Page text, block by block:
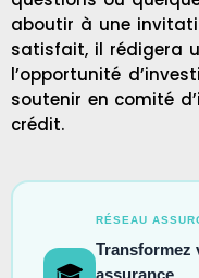
aboutir à une
satisfait, il rédigera
l’opportunité
soutenir en comité
crédit.
RÉSEAU
Transformez